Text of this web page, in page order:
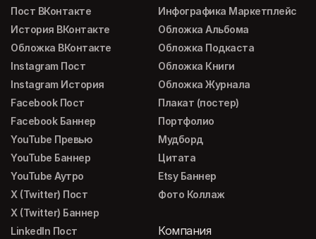
Пост ВКонтакте
История ВКонтакте
Обложка ВКонтакте
Instagram Пост
Instagram История
Facebook Пост
Facebook Баннер
YouTube Превью
YouTube Баннер
YouTube Аутро
X (Twitter) Пост
X (Twitter) Баннер
LinkedIn Пост
Инфографика Маркетплейс
Обложка Альбома
Обложка Подкаста
Обложка Книги
Обложка Журнала
Плакат (постер)
Портфолио
Мудборд
Цитата
Etsy Баннер
Фото Коллаж
Компания